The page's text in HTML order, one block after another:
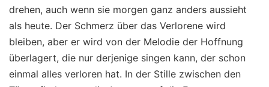
drehen, auch wenn sie morgen ganz anders aussieht
als heute. Der Schmerz über das Verlorene wird
bleiben, aber er wird von der Melodie der Hoffnung
überlagert, die nur derjenige singen kann, der schon
einmal alles verloren hat. In der Stille zwischen den